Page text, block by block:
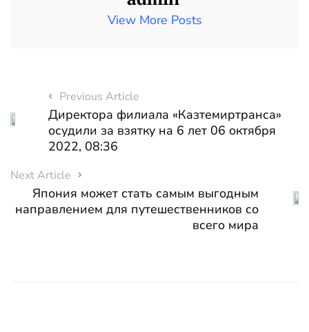
View More Posts
Previous Article
Директора филиала «Казтемиртранса»
осудили за взятку на 6 лет 06 октября
2022, 08:36
Next Article
Япония может стать самым выгодным
направлением для путешественников со
всего мира